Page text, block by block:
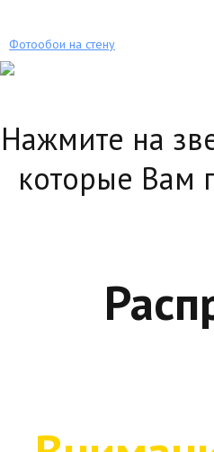
Фотообои на стену
Нажмите на
которые Вам